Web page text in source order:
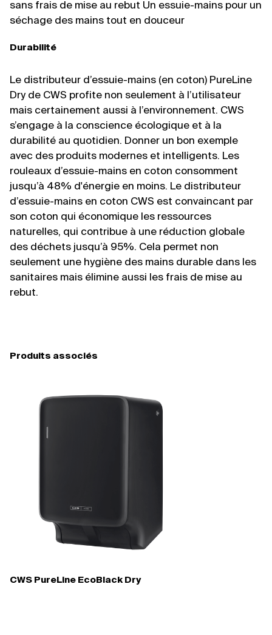
sans frais de mise au rebut Un essuie-mains pour un
séchage des mains tout en douceur
Durabilité
Le distributeur d’essuie-mains (en coton) PureLine
Dry de CWS profite non seulement à l’utilisateur
mais certainement aussi à l’environnement. CWS
s’engage à la conscience écologique et à la
durabilité au quotidien. Donner un bon exemple
avec des produits modernes et intelligents. Les
rouleaux d’essuie-mains en coton consomment
jusqu’à 48% d'énergie en moins. Le distributeur
d’essuie-mains en coton CWS est convaincant par
son coton qui économique les ressources
naturelles, qui contribue à une réduction globale
des déchets jusqu’à 95%. Cela permet non
seulement une hygiène des mains durable dans les
sanitaires mais élimine aussi les frais de mise au
rebut.
Produits associés
CWS PureLine EcoBlack Dry